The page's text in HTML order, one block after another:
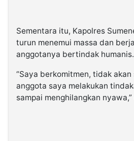
Sementara itu, Kapolres
turun menemui massa dan
anggotanya bertindak humanis.
“Saya berkomitmen, tidak akan
anggota saya melakukan
sampai menghilangkan